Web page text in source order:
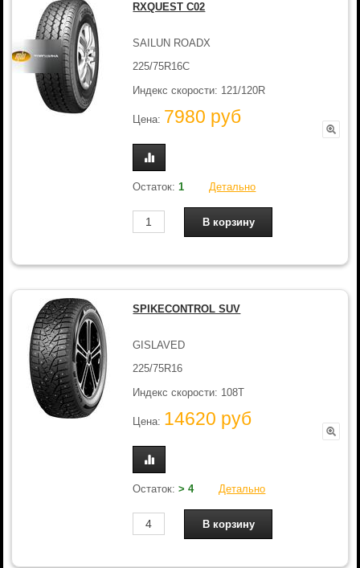
RXQUEST C02
SAILUN ROADX
225/75R16C
Индекс скорости: 121/120R
Цена: 7980 руб
Остаток: 1 Детально
SPIKECONTROL SUV
GISLAVED
225/75R16
Индекс скорости: 108T
Цена: 14620 руб
Остаток:> 4 Детально